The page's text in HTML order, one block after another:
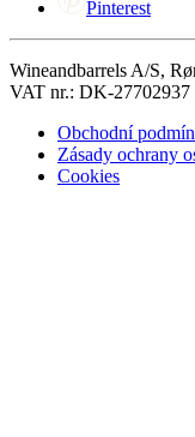
Pinterest
Wineandbarrels A/S,
VAT nr.: DK-27702937
Obchodní
Zásady ochrany
Cookies